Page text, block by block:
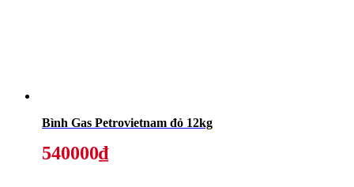
Bình Gas Petrovietnam đỏ 12kg
540000₫